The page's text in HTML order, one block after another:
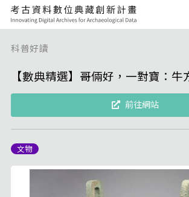
科普好讀
【數典精選】哥倆好，一對寶：牛
前往網站
文物